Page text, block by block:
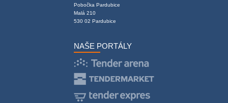
Pobočka Pardubice
Malá 210
530 02 Pardubice
NAŠE PORTÁLY